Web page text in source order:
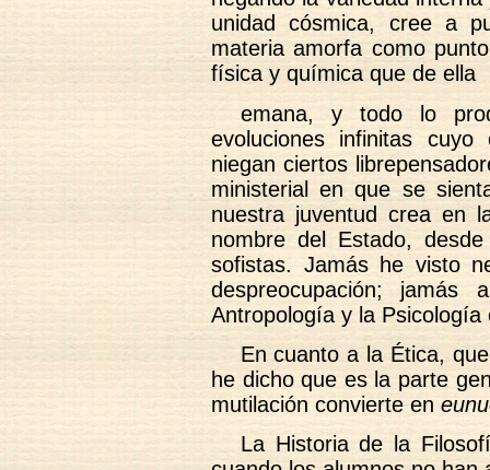
unidad cósmica, cree a
materia amorfa como
física y química que de ella
emana, y todo lo
evoluciones infinitas
niegan ciertos
ministerial en que se
nuestra juventud crea en
nombre del Estado,
sofistas. Jamás he visto
despreocupación;
Antropología y la
En cuanto a la Ética,
he dicho que es la parte
mutilación convierte en
La Historia de la